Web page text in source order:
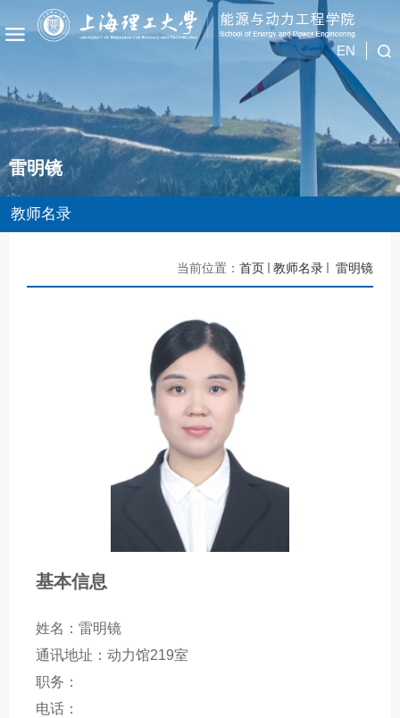
EN
雷明镜
教师名录
当前位置： 首页 教师名录 雷明镜
基本信息
姓名：雷明镜
通讯地址：动力馆219室
职务：
电话：